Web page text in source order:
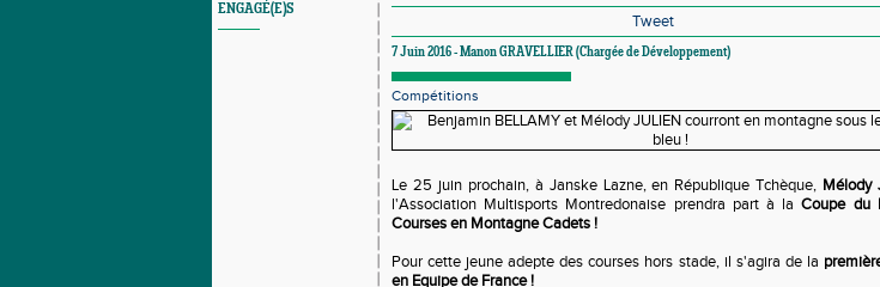
ENGAGÉ(E)S
Tweet
7 Juin 2016 - Manon GRAVELLIER (Chargée de Développement)
Compétitions
Le 25 juin prochain, à Janske Lazne, en République Tchèque, Mélody
l'Association Multisports Montredonaise prendra part à laCoupe du
Courses en Montagne Cadets !
Pour cette jeune adepte des courses hors stade, il s'agira de la
en Equipe de France !